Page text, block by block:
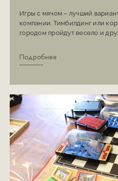
Игры с мячом – лучший
компании. Тимбилдинг или
городом пройдут весело и
многофункциональная
Подробнее